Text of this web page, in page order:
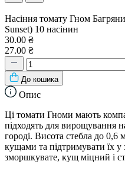
Насіння томату Гном
Sunset) 10 насінин
30.00 ₴
27.00 ₴
До кошика
Опис
Ці томати Гноми мають
підходять для вирощування
городі. Висота стебла до 0,6
кущами та підтримувати їх у
зморшкувате, кущ міцний і